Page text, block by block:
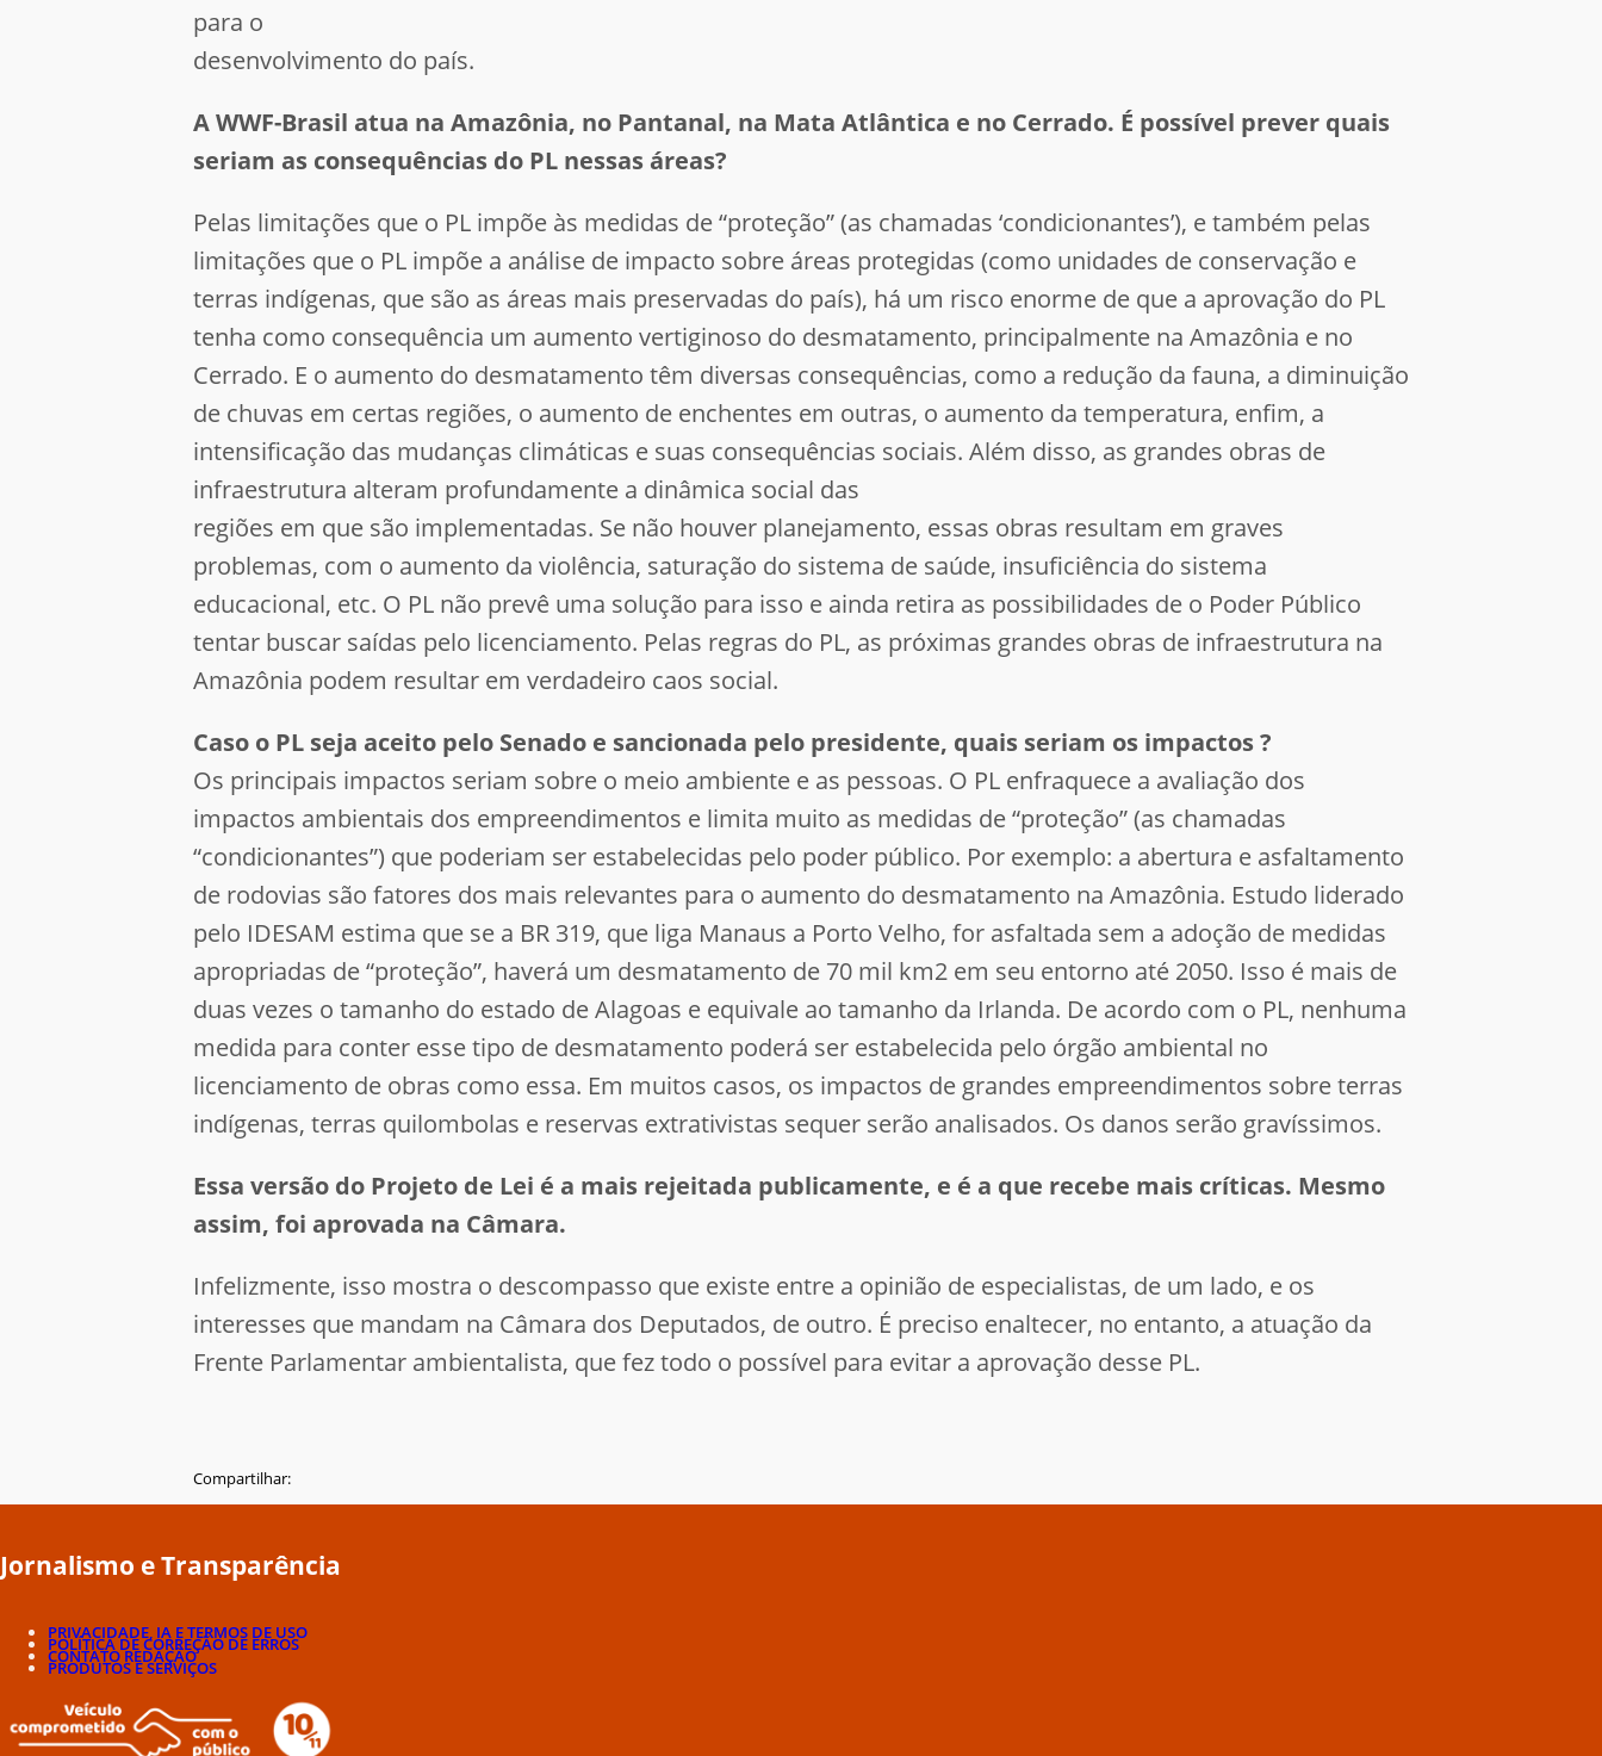
para o
desenvolvimento do país.
A WWF-Brasil atua na Amazônia, no Pantanal, na Mata Atlântica e no Cerrado. É possível prever quais
seriam as consequências do PL nessas áreas?
Pelas limitações que o PL impõe às medidas de “proteção” (as chamadas ‘condicionantes’), e também pelas
limitações que o PL impõe a análise de impacto sobre áreas protegidas (como unidades de conservação e
terras indígenas, que são as áreas mais preservadas do país), há um risco enorme de que a aprovação do PL
tenha como consequência um aumento vertiginoso do desmatamento, principalmente na Amazônia e no
Cerrado. E o aumento do desmatamento têm diversas consequências, como a redução da fauna, a diminuição
de chuvas em certas regiões, o aumento de enchentes em outras, o aumento da temperatura, enfim, a
intensificação das mudanças climáticas e suas consequências sociais. Além disso, as grandes obras de
infraestrutura alteram profundamente a dinâmica social das
regiões em que são implementadas. Se não houver planejamento, essas obras resultam em graves
problemas, com o aumento da violência, saturação do sistema de saúde, insuficiência do sistema
educacional, etc. O PL não prevê uma solução para isso e ainda retira as possibilidades de o Poder Público
tentar buscar saídas pelo licenciamento. Pelas regras do PL, as próximas grandes obras de infraestrutura na
Amazônia podem resultar em verdadeiro caos social.
Caso o PL seja aceito pelo Senado e sancionada pelo presidente, quais seriam os impactos ?
Os principais impactos seriam sobre o meio ambiente e as pessoas. O PL enfraquece a avaliação dos
impactos ambientais dos empreendimentos e limita muito as medidas de “proteção” (as chamadas
“condicionantes”) que poderiam ser estabelecidas pelo poder público. Por exemplo: a abertura e asfaltamento
de rodovias são fatores dos mais relevantes para o aumento do desmatamento na Amazônia. Estudo liderado
pelo IDESAM estima que se a BR 319, que liga Manaus a Porto Velho, for asfaltada sem a adoção de medidas
apropriadas de “proteção”, haverá um desmatamento de 70 mil km2 em seu entorno até 2050. Isso é mais de
duas vezes o tamanho do estado de Alagoas e equivale ao tamanho da Irlanda. De acordo com o PL, nenhuma
medida para conter esse tipo de desmatamento poderá ser estabelecida pelo órgão ambiental no
licenciamento de obras como essa. Em muitos casos, os impactos de grandes empreendimentos sobre terras
indígenas, terras quilombolas e reservas extrativistas sequer serão analisados. Os danos serão gravíssimos.
Essa versão do Projeto de Lei é a mais rejeitada publicamente, e é a que recebe mais críticas. Mesmo
assim, foi aprovada na Câmara.
Infelizmente, isso mostra o descompasso que existe entre a opinião de especialistas, de um lado, e os
interesses que mandam na Câmara dos Deputados, de outro. É preciso enaltecer, no entanto, a atuação da
Frente Parlamentar ambientalista, que fez todo o possível para evitar a aprovação desse PL.
Compartilhar:
Jornalismo e Transparência
PRIVACIDADE, IA E TERMOS DE USO
POLÍTICA DE CORREÇÃO DE ERROS
CONTATO REDAÇÃO
PRODUTOS E SERVIÇOS